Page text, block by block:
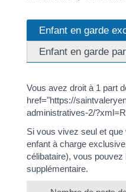
Enfant en garde
Enfant en garde
Vous avez droit à 1 part
href="https://
administratives-2/
Si vous vivez seul et
enfant à charge
célibataire), vous
supplémentaire.